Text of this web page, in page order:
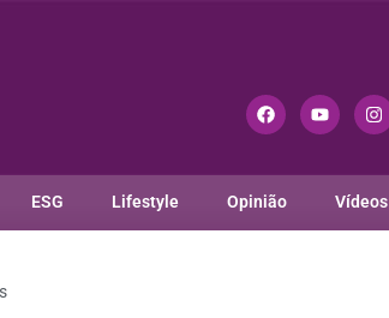
ESG Lifestyle Opinião Vídeos